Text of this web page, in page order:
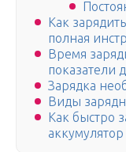
Как
полная
Время
показатели
Зарядка
Виды
Как быстро
аккумулятор